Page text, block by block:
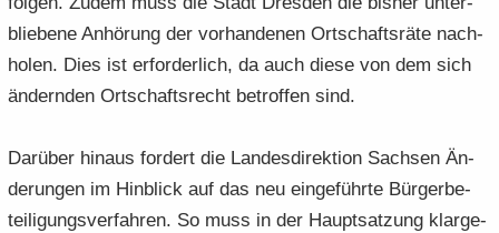
blie­be­ne An­hö­rung der vor­han­de­nen Ort­schafts­rä­te nach­
ho­len. Dies ist er­for­der­lich, da auch diese von dem sich
än­dern­den Ort­schafts­recht be­trof­fen sind.
Dar­über hin­aus for­dert die Lan­des­di­rek­ti­on Sach­sen Än­
de­run­gen im Hin­blick auf das neu ein­ge­führ­te Bür­ger­be­
tei­li­gungs­ver­fah­ren. So muss in der Haupt­sat­zung klar­ge­